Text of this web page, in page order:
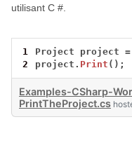
utilisant C #.
1 Project project =
2
project. Print ();
Examples-CSharp-
PrintTheProject.cs